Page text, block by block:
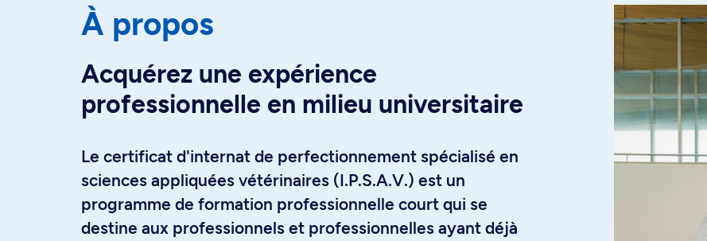
À propos
Acquérez une expérience
professionnelle en milieu universitaire
Le certificat d'internat de perfectionnement spécialisé en
sciences appliquées vétérinaires (I.P.S.A.V.) est un
programme de formation professionnelle court qui se
destine aux professionnels et professionnelles ayant déjà